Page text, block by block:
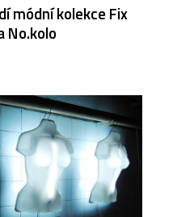
módní kolekce Fix
No.kolo